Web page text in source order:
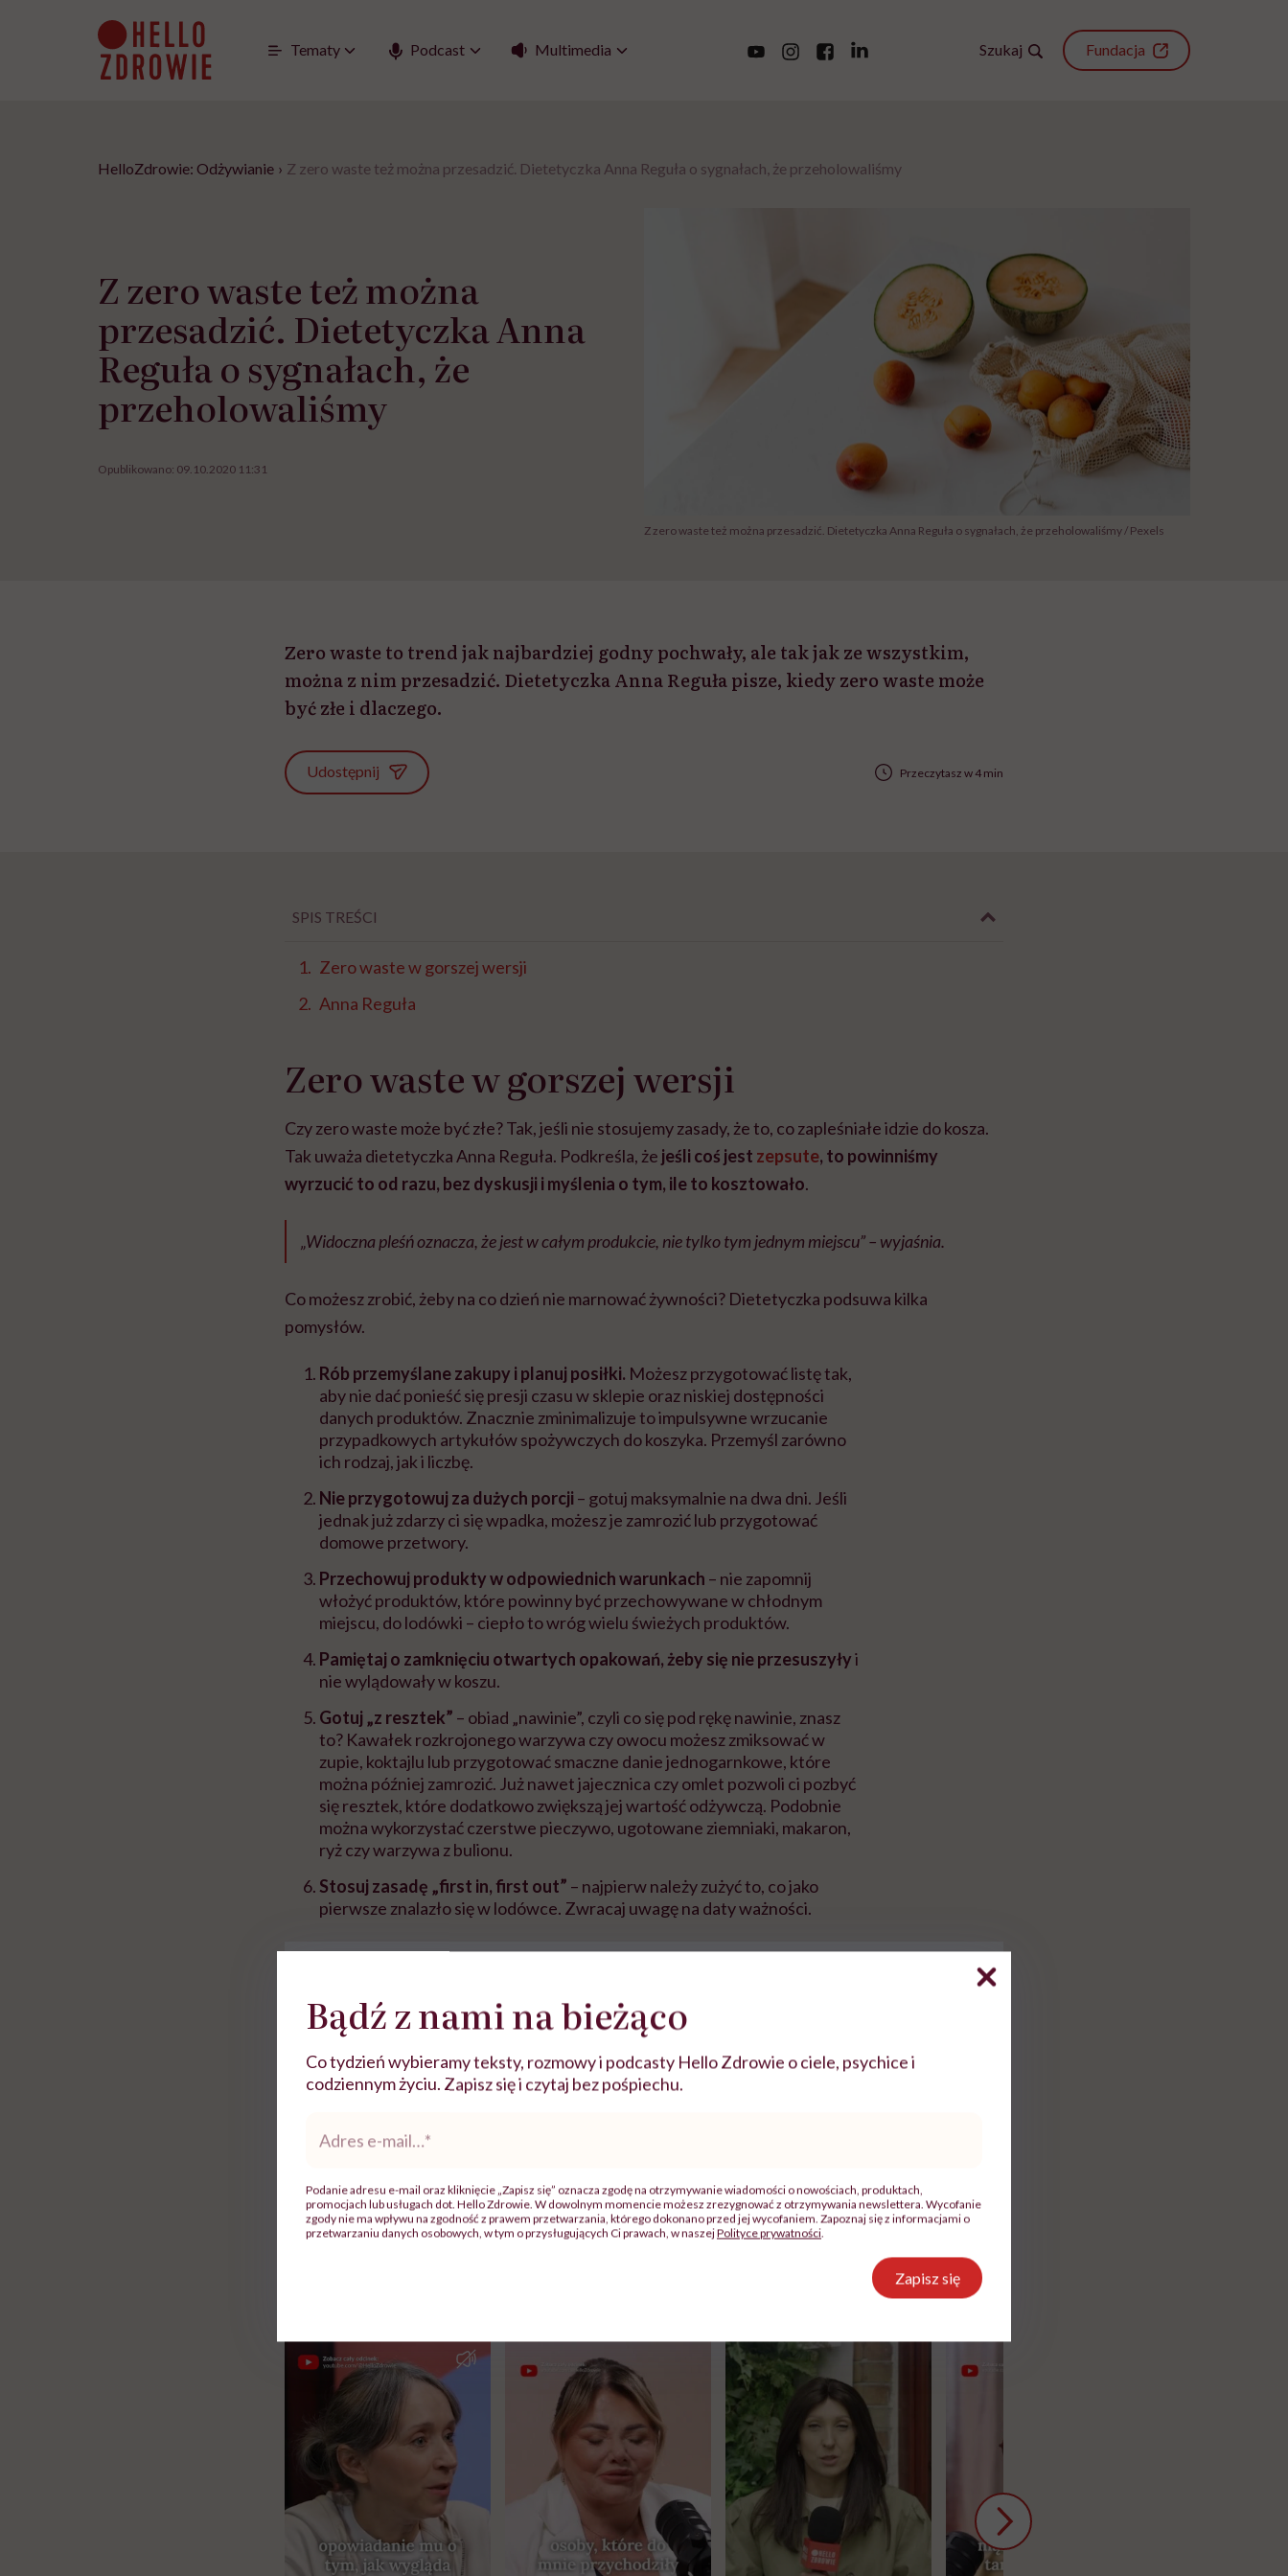
Tematy Podcast Multimedia Szukaj Fundacja
HelloZdrowie: Odżywianie › Z zero waste też można przesadzić. Dietetyczka Anna Reguła o sygnałach, że przeholowaliśmy
Z zero waste też można
przesadzić. Dietetyczka Anna
Reguła o sygnałach, że
przeholowaliśmy
Opublikowano: 09.10.2020 11:31
Z zero waste też można przesadzić. Dietetyczka Anna Reguła o sygnałach, że przeholowaliśmy / Pexels
Zero waste to trend jak najbardziej godny pochwały, ale tak jak ze wszystkim,
można z nim przesadzić. Dietetyczka Anna Reguła pisze, kiedy zero waste może
być złe i dlaczego.
Udostępnij Przeczytasz w 4 min
SPIS TREŚCI
Zero waste w gorszej wersji
Anna Reguła
Zero waste w gorszej wersji
Czy zero waste może być złe? Tak, jeśli nie stosujemy zasady, że to, co zapleśniałe idzie do kosza.
Tak uważa dietetyczka Anna Reguła. Podkreśla, że jeśli coś jest zepsute, to powinniśmy
wyrzucić to od razu, bez dyskusji i myślenia o tym, ile to kosztowało.
„Widoczna pleśń oznacza, że jest w całym produkcie, nie tylko tym jednym miejscu” – wyjaśnia.
Co możesz zrobić, żeby na co dzień nie marnować żywności? Dietetyczka podsuwa kilka
pomysłów.
Rób przemyślane zakupy i planuj posiłki. Możesz przygotować listę tak,
aby nie dać ponieść się presji czasu w sklepie oraz niskiej dostępności
danych produktów. Znacznie zminimalizuje to impulsywne wrzucanie
przypadkowych artykułów spożywczych do koszyka. Przemyśl zarówno
ich rodzaj, jak i liczbę.
Nie przygotowuj za dużych porcji – gotuj maksymalnie na dwa dni. Jeśli
jednak już zdarzy ci się wpadka, możesz je zamrozić lub przygotować
domowe przetwory.
Przechowuj produkty w odpowiednich warunkach – nie zapomnij
włożyć produktów, które powinny być przechowywane w chłodnym
miejscu, do lodówki – ciepło to wróg wielu świeżych produktów.
Pamiętaj o zamknięciu otwartych opakowań, żeby się nie przesuszyłyi
nie wylądowały w koszu.
Gotuj „z resztek” – obiad „nawinie”, czyli co się pod rękę nawinie, znasz
to? Kawałek rozkrojonego warzywa czy owocu możesz zmiksować w
zupie, koktajlu lub przygotować smaczne danie jednogarnkowe, które
można później zamrozić. Już nawet jajecznica czy omlet pozwoli ci pozbyć
się resztek, które dodatkowo zwiększą jej wartość odżywczą. Podobnie
można wykorzystać czerstwe pieczywo, ugotowane ziemniaki, makaron,
ryż czy warzywa z bulionu.
Stosuj zasadę „first in, first out” – najpierw należy zużyć to, co jako
pierwsze znalazło się w lodówce. Zwracaj uwagę na daty ważności.
Do wyświetlenia tego materiału z zewnętrznego serwisu (Instagram, Facebook, YouTube, itp.)
wymagana jest zgoda na pliki cookie.
Bądź z nami na bieżąco
Co tydzień wybieramy teksty, rozmowy i podcasty Hello Zdrowie o ciele, psychice i
codziennym życiu. Zapisz się i czytaj bez pośpiechu.
mail*
Podanie adresu e-mail oraz kliknięcie „Zapisz się” oznacza zgodę na otrzymywanie wiadomości o nowościach, produktach,
promocjach lub usługach dot. Hello Zdrowie. W dowolnym momencie możesz zrezygnować z otrzymywania newslettera. Wycofanie
zgody nie ma wpływu na zgodność z prawem przetwarzania, którego dokonano przed jej wycofaniem. Zapoznaj się z informacjami o
przetwarzaniu danych osobowych, w tym o przysługujących Ci prawach, w naszejPolityce prywatności.
Zapisz się